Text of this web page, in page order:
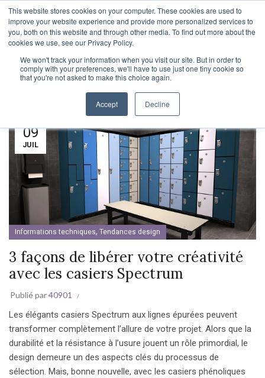
This website stores cookies on your computer. These cookies are used to
improve your website experience and provide more personalized services to
you, both on this website and through other media. To find out more about the
cookies we use, see our Privacy Policy.
We won't track your information when you visit our site. But in order to
comply with your preferences, we'll have to use just one tiny cookie so
that you're not asked to make this choice again.
Accept Decline
1-855-444-0588
NOUVELLES
09
JUIL
Informations techniques, Tendances design
3 façons de libérer votre créativité
avec les casiers Spectrum
Publié par40901
Les élégants casiers Spectrum aux lignes épurées peuvent
transformer complètement l’allure de votre projet. Alors que la
durabilité et la résistance à l’usure jouent un rôle primordial, le
design demeure un des aspects clés du processus de
sélection. Mais, bonne nouvelle, avec les casiers phénoliques